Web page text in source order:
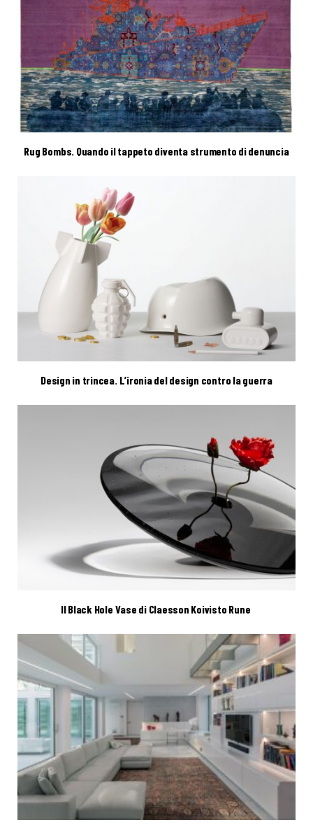
Rug Bombs. Quando il tappeto diventa strumento di denuncia
Design in trincea. L’ironia del design contro la guerra
Il Black Hole Vase di Claesson Koivisto Rune